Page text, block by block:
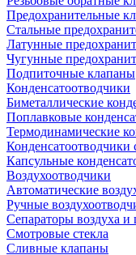
Предохранительные
Стальные
Латунные
Чугунные
Подпиточные клапаны
Конденсатоотводчики
Биметаллические
Поплавковые
Термодинамические
Капсульные
Воздухоотводчики
Автоматические
Ручные
Сепараторы воздуха и
Смотровые стекла
Сливные клапаны